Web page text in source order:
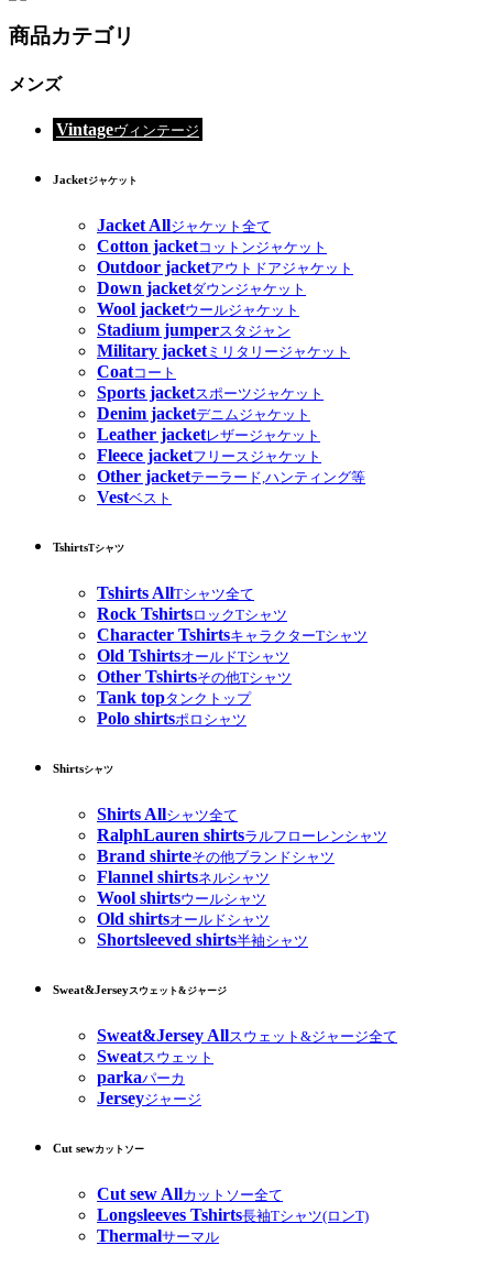
商品カテゴリ
メンズ
Vintageヴィンテージ
Jacketジャケット
Jacket Allジャケット全て
Cotton jacketコットンジャケット
Outdoor jacketアウトドアジャケット
Down jacketダウンジャケット
Wool jacketウールジャケット
Stadium jumperスタジャン
Military jacketミリタリージャケット
Coatコート
Sports jacketスポーツジャケット
Denim jacketデニムジャケット
Leather jacketレザージャケット
Fleece jacketフリースジャケット
Other jacketテーラード,ハンティング等
Vestベスト
TshirtsTシャツ
Tshirts AllTシャツ全て
Rock TshirtsロックTシャツ
Character TshirtsキャラクターTシャツ
Old TshirtsオールドTシャツ
Other Tshirtsその他Tシャツ
Tank topタンクトップ
Polo shirtsポロシャツ
Shirtsシャツ
Shirts Allシャツ全て
RalphLauren shirtsラルフローレンシャツ
Brand shirteその他ブランドシャツ
Flannel shirtsネルシャツ
Wool shirtsウールシャツ
Old shirtsオールドシャツ
Shortsleeved shirts半袖シャツ
Sweat&Jerseyスウェット&ジャージ
Sweat&Jersey Allスウェット&ジャージ全て
Sweatスウェット
parkaパーカ
Jerseyジャージ
Cut sewカットソー
Cut sew Allカットソー全て
Longsleeves Tshirts長袖Tシャツ(ロンT)
Thermalサーマル